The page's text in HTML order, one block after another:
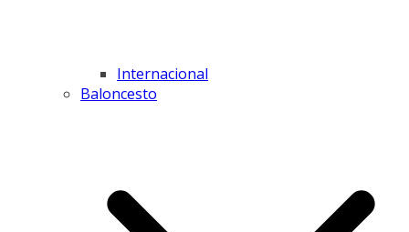
Internacional
Baloncesto